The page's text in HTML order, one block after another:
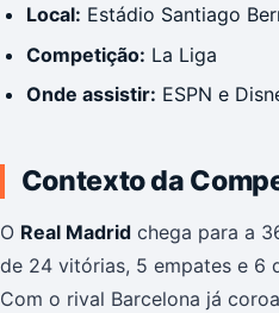
Local: Estádio Santiago
Competição: La Liga
Onde assistir: ESPN e
Contexto da
O Real Madrid chega para a
de 24 vitórias, 5 empates e 6
Com o rival Barcelona já